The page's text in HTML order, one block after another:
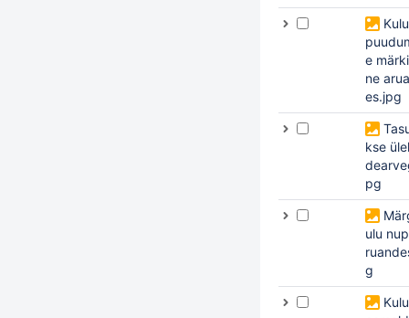
e
ne
es.jpg
kse
pg
ulu
g